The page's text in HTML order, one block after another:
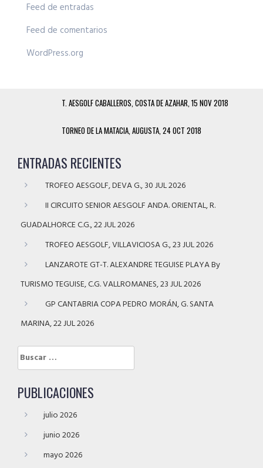
Feed de entradas
Feed de comentarios
WordPress.org
T. AESGOLF CABALLEROS, COSTA DE AZAHAR, 15 NOV 2018
TORNEO DE LA MATACIA, AUGUSTA, 24 OCT 2018
ENTRADAS RECIENTES
TROFEO AESGOLF, DEVA G., 30 JUL 2026
II CIRCUITO SENIOR AESGOLF ANDA. ORIENTAL, R.
GUADALHORCE C.G., 22 JUL 2026
TROFEO AESGOLF, VILLAVICIOSA G., 23 JUL 2026
LANZAROTE GT-T. ALEXANDRE TEGUISE PLAYA By
TURISMO TEGUISE, C.G. VALLROMANES, 23 JUL 2026
GP CANTABRIA COPA PEDRO MORÁN, G. SANTA
MARINA, 22 JUL 2026
Buscar:
PUBLICACIONES
julio 2026
junio 2026
mayo 2026